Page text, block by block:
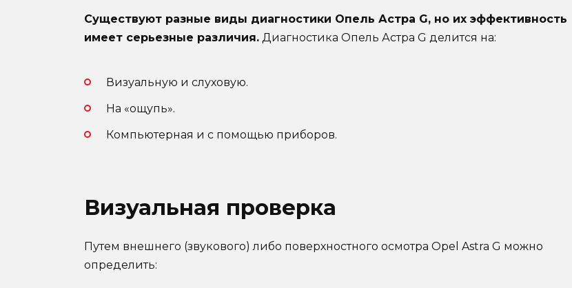
Существуют разные виды диагностики Опель Астра G, но их эффективность
имеет серьезные различия. Диагностика Опель Астра G делится на:
Визуальную и слуховую.
На «ощупь».
Компьютерная и с помощью приборов.
Визуальная проверка
Путем внешнего (звукового) либо поверхностного осмотра Opel Astra G можно
определить: